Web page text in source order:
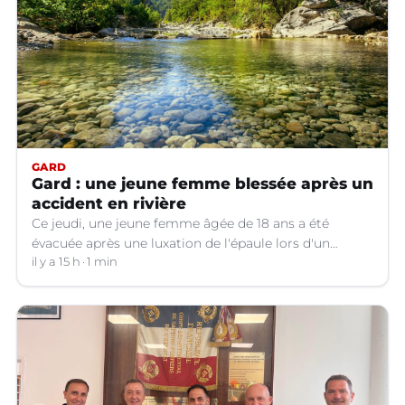
GARD
Gard : une jeune femme blessée après un
accident en rivière
Ce jeudi, une jeune femme âgée de 18 ans a été
évacuée après une luxation de l'épaule lors d'un
plongeon dans une rivière à Saint-André-de-
Valborgne (Gard).
il y a 15 h 1 min